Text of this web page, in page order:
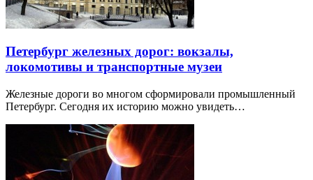
Петербург железных дорог: вокзалы,
локомотивы и транспортные музеи
Железные дороги во многом сформировали промышленный
Петербург. Сегодня их историю можно увидеть…